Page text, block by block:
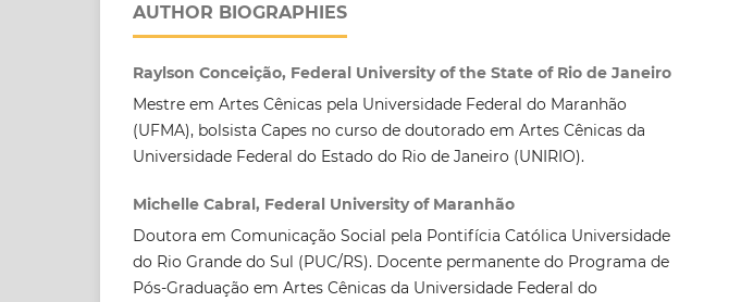
AUTHOR BIOGRAPHIES
Raylson Conceição, Federal University of the State of Rio de Janeiro
Mestre em Artes Cênicas pela Universidade Federal do Maranhão
(UFMA), bolsista Capes no curso de doutorado em Artes Cênicas da
Universidade Federal do Estado do Rio de Janeiro (UNIRIO).
Michelle Cabral, Federal University of Maranhão
Doutora em Comunicação Social pela Pontifícia Católica Universidade
do Rio Grande do Sul (PUC/RS). Docente permanente do Programa de
Pós-Graduação em Artes Cênicas da Universidade Federal do